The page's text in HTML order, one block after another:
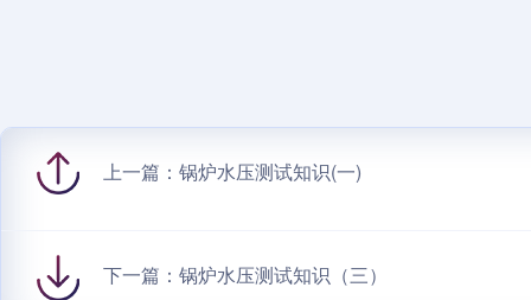
上一篇： 锅炉水压测试知识(一)
下一篇： 锅炉水压测试知识（三）